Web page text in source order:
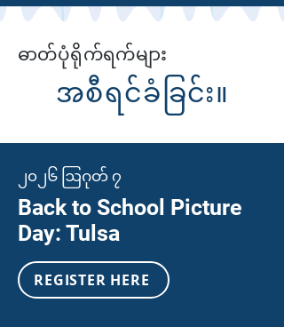
ဓာတ်ပုံရိုက်ရက်များ
အစီရင်ခံခြင်း။
၂၀၂၆ ဩဂုတ် ၇
Back to School Picture
Day: Tulsa
REGISTER HERE